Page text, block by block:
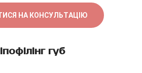
НА КОНСУЛЬТАЦІЮ
губ